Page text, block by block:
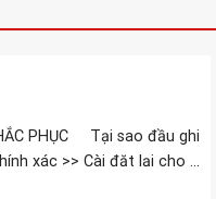
PHỤC Tại sao đầu ghi
xác >> Cài đặt lại cho ...